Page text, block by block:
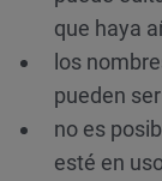
que haya
los
pueden
no es
esté en